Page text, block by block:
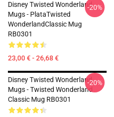
Disney Twisted Wonderland
Mugs - PlataTwisted
WonderlandClassic Mug
RB0301
23,00 € - 26,68 €
-20%
Disney Twisted Wonderland
Mugs - Twisted Wonderland
Classic Mug RB0301
-20%